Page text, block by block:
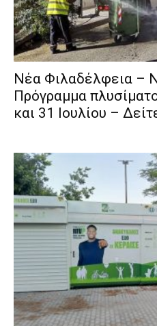
Νέα Φιλαδέλφεια –
Πρόγραμμα
και 31 Ιουλίου –